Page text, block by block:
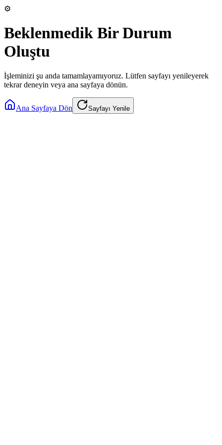
⚙️
Beklenmedik Bir Durum
Oluştu
İşleminizi şu anda tamamlayamıyoruz. Lütfen sayfayı yenileyerek
tekrar deneyin veya ana sayfaya dönün.
Ana Sayfaya Dön Sayfayı Yenile